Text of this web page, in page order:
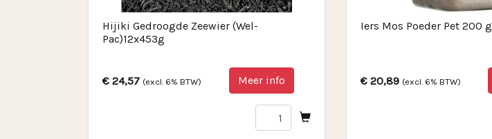
Hijiki Gedroogde Zeewier (Wel-
Pac)12x453g
€ 24,57 (excl. 6% BTW) Meer info
Iers Mos Poeder Pet 200 g
€ 20,89 (excl. 6% BTW)